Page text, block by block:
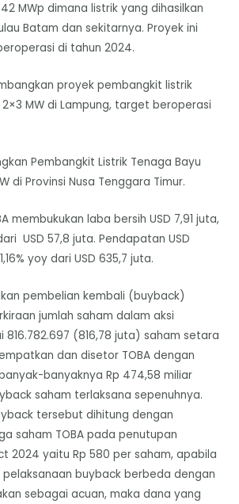
MWp dimana listrik yang dihasilkan
Batam dan sekitarnya. Proyek ini
di tahun 2024.
proyek pembangkit listrik
MW di Lampung, target beroperasi
Pembangkit Listrik Tenaga Bayu
di Provinsi Nusa Tenggara Timur.
membukukan laba bersih USD 7,91 juta,
USD 57,8 juta. Pendapatan USD
yoy dari USD 635,7 juta.
pembelian kembali (buyback)
jumlah saham dalam aksi
(816,78 juta) saham setara
dan disetor TOBA dengan
banyaknya Rp 474,58 miliar
saham terlaksana sepenuhnya.
tersebut dihitung dengan
saham TOBA pada penutupan
2024 yaitu Rp 580 per saham, apabila
buyback berbeda dengan
sebagai acuan, maka dana yang